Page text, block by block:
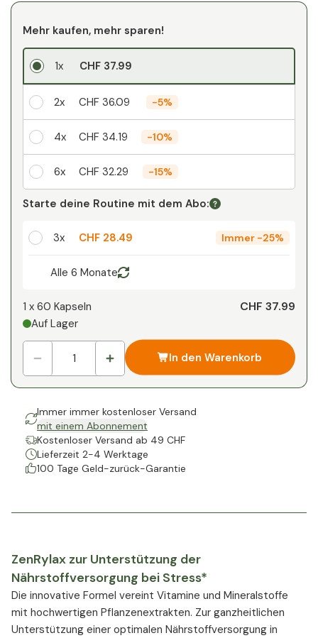
Mehr kaufen, mehr sparen!
1x CHF 37.99
2x CHF 36.09 -5%
4x CHF 34.19 -10%
6x CHF 32.29 -15%
Ihr persönlicher Rabatt
-%
Starte deine Routine mit dem Abo:
3x CHF 28.49 Immer -25%
Alle 6 Monate
1 x 60 Kapseln
Auf Lager
CHF 37.99
In den Warenkorb
Immer immer kostenloser Versand
mit einem Abonnement
Kostenloser Versand ab 49 CHF
Lieferzeit 2-4 Werktage
100 Tage Geld-zurück-Garantie
ZenRylax zur Unterstützung der
Nährstoffversorgung bei Stress*
Die innovative Formel vereint Vitamine und Mineralstoffe
mit hochwertigen Pflanzenextrakten. Zur ganzheitlichen
Unterstützung einer optimalen Nährstoffversorgung in